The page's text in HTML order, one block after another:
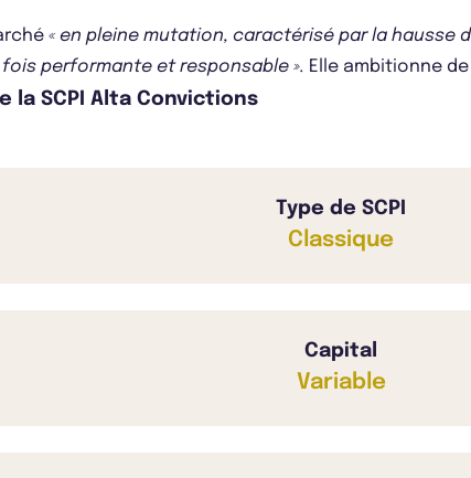
« en pleine mutation, caractérisé par la hausse
performante et responsable ». Elle ambitionne
SCPI Alta Convictions
Type de SCPI
Classique
Capital
Variable